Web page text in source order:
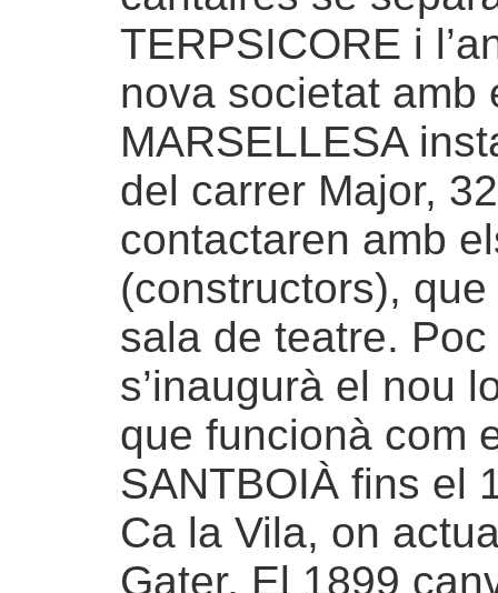
TERPSICORE i
nova societat amb
MARSELLESA
del carrer Major,
contactaren amb
(constructors),
sala de teatre.
s’inaugurà el nou
que funcionà com
SANTBOIÀ fins el
Ca la Vila, on
Gater. El 1899